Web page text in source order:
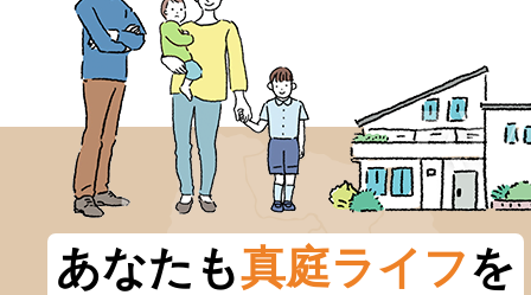
あなたも真庭ライフを